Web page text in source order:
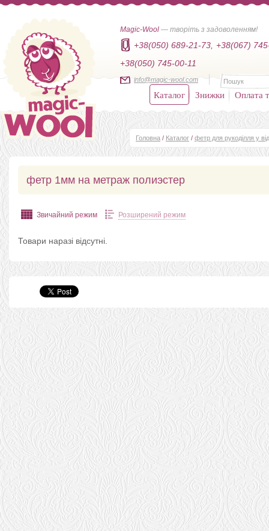
Magic-Wool — творіть з задоволенням!
+38(050) 689-21-73,
+38(067)
+38(050) 745-00-11
info@magic-wool.com
Каталог Знижки Оплата
Головна / Каталог / фетр для рукоділля у
фетр 1мм на метраж полиэстер
Звичайний режим Розширений режим
Товари наразі відсутні.